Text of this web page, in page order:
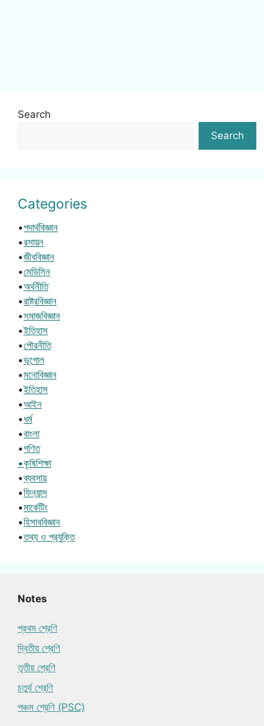
Search
Search
Categories
•পদার্থবিজ্ঞান
•রসায়ন
•জীববিজ্ঞান
•মেডিসিন
•অর্থনীতি
•রাষ্ট্রবিজ্ঞান
•সমাজবিজ্ঞান
•ইতিহাস
•পৌরনীতি
•ভূগোল
•মনোবিজ্ঞান
•ইতিহাস
•আইন
•ধর্ম
•বাংলা
•গণিত
•কৃষিশিক্ষা
•ব্যবসায়
•ফিন্যান্স
•মার্কেটিং
•হিসাববিজ্ঞান
•তথ্য ও প্রযুক্তি
Notes
প্রথম শ্রেণি
দ্বিতীয় শ্রেণি
তৃতীয় শ্রেণি
চতুর্থ শ্রেণি
পঞ্চম শ্রেণি (PSC)